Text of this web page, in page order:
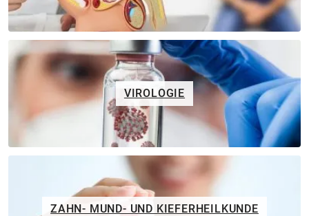
VIROLOGIE
ZAHN- MUND- UND KIEFERHEILKUNDE